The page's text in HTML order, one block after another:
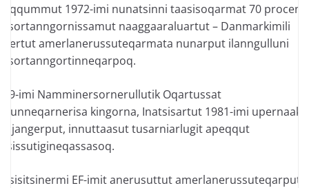
1972-imi nunatsinni taasisoqarmat 70
naaggaaraluartut – Danmarkimili
amerlanerussuteqarmata nunarput ilanngulluni
imi Namminersornerullutik Oqartussat
kingorna, Inatsisartut 1981-imi
innuttaasut tusarniarlugit apeqqut
EF-imit anerusuttut amerlanerussuteqarput,